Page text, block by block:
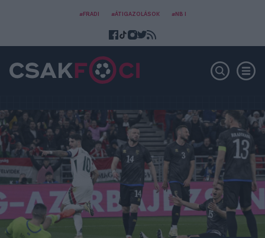
#FRADI #ÁTIGAZOLÁSOK #NB I